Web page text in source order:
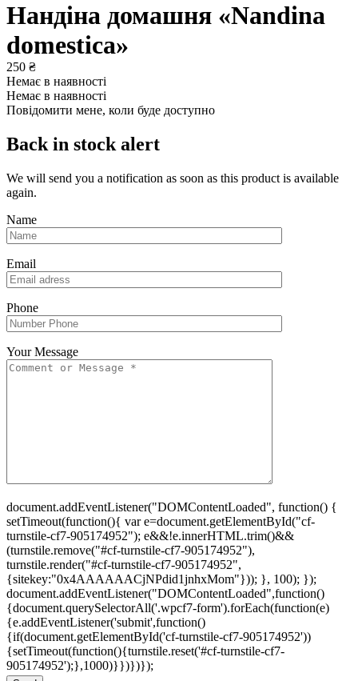
Нандіна домашня «Nandina
domestica»
250 ₴
Немає в наявності
Немає в наявності
Повідомити мене, коли буде доступно
Back in stock alert
We will send you a notification as soon as this product is available
again.
Name
Email
Phone
Your Message
document.addEventListener("DOMContentLoaded", function() {
setTimeout(function(){ var e=document.getElementById("cf-
turnstile-cf7-905174952"); e&&!e.innerHTML.trim()&&
(turnstile.remove("#cf-turnstile-cf7-905174952"),
turnstile.render("#cf-turnstile-cf7-905174952",
{sitekey:"0x4AAAAAACjNPdid1jnhxMom"})); }, 100); });
document.addEventListener("DOMContentLoaded",function()
{document.querySelectorAll('.wpcf7-form').forEach(function(e)
{e.addEventListener('submit',function()
{if(document.getElementById('cf-turnstile-cf7-905174952'))
{setTimeout(function(){turnstile.reset('#cf-turnstile-cf7-
905174952');},1000)}})})});